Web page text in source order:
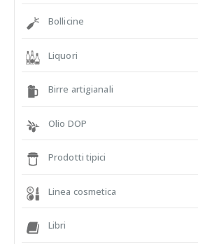
Bollicine
Liquori
Birre artigianali
Olio DOP
Prodotti tipici
Linea cosmetica
Libri